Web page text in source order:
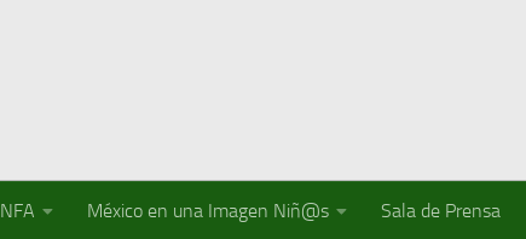
México en una Imagen Niñ@s Sala de Prensa